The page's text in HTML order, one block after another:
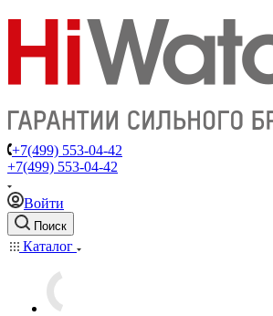
+7(499) 553-04-42
+7(499) 553-04-42
Войти
Поиск
Каталог